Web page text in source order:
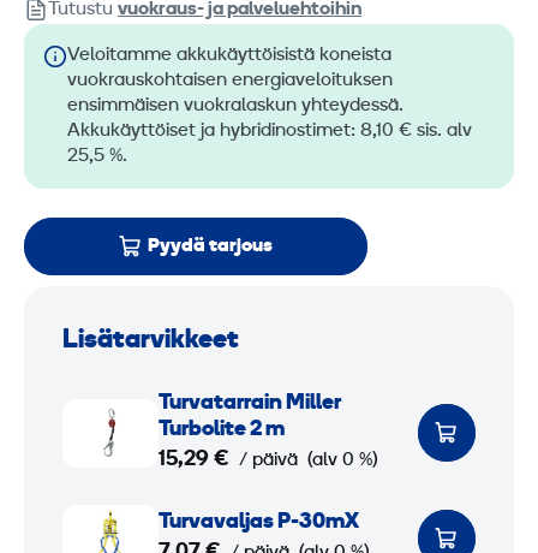
Tutustu vuokraus- ja palveluehtoihin
Veloitamme akkukäyttöisistä koneista
vuokrauskohtaisen energiaveloituksen
ensimmäisen vuokralaskun yhteydessä.
Akkukäyttöiset ja hybridinostimet: 8,10 € sis. alv
25,5 %.
Pyydä tarjous
Lisätarvikkeet
Turva­tarrain Miller
Turbolite 2 m
15,29 € / päivä (alv 0 %)
Turva­valjas P-30mX